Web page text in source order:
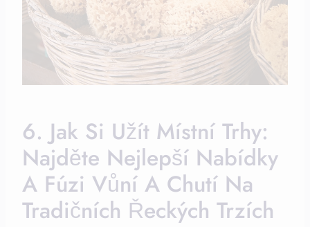
6. Jak Si Užít Místní Trhy:
Najděte Nejlepší Nabídky
A Fúzi Vůní A Chutí Na
Tradičních Řeckých Trzích